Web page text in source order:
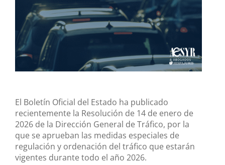
El Boletín Oficial del Estado ha publicado
recientemente la Resolución de 14 de enero de
2026 de la Dirección General de Tráfico, por la
que se aprueban las medidas especiales de
regulación y ordenación del tráfico que estarán
vigentes durante todo el año 2026.